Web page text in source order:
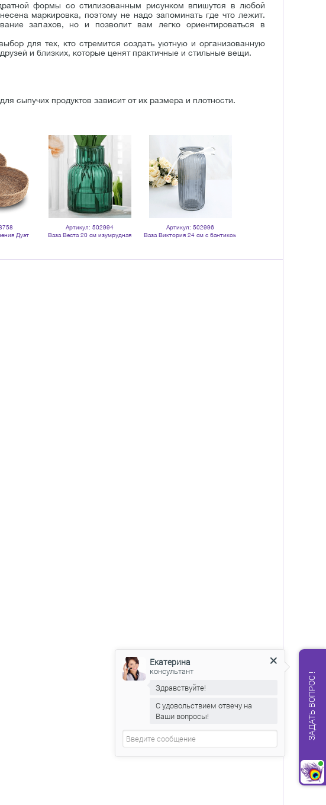
формы со стилизованным рисунком впишутся в любой
маркировка, поэтому не надо запоминать где что лежит.
запахов, но и позволит вам легко ориентироваться в
для тех, кто стремится создать уютную и организованную
и близких, которые ценят практичные и стильные вещи.
сыпучих продуктов зависит от их размера и плотности.
Дуэт
Артикул: 502994
Ваза Веста 20 см изумрудная
Артикул: 502996
Ваза Виктория 24 см с бантиком
ЗАДАТЬ ВОПРОС !
Екатерина
консультант
Здравствуйте!
С удовольствием отвечу на
Ваши вопросы!